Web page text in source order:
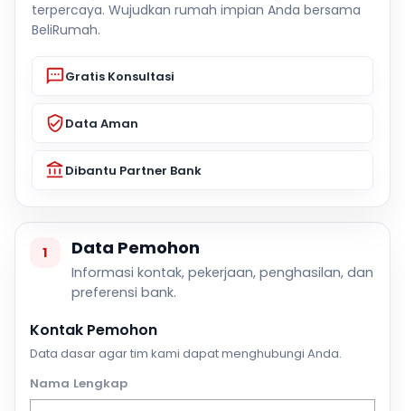
terpercaya. Wujudkan rumah impian Anda bersama
BeliRumah.
Gratis Konsultasi
Data Aman
Dibantu Partner Bank
1 Data Pemohon
Informasi kontak, pekerjaan, penghasilan, dan
preferensi bank.
Kontak Pemohon
Data dasar agar tim kami dapat menghubungi Anda.
Nama Lengkap